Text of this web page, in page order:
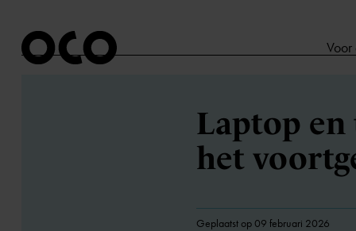
Voor
Laptop en
het
Geplaatst op 09 februari 2026